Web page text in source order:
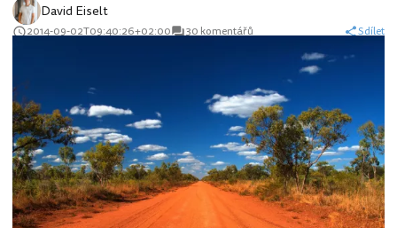
David Eiselt
2014-09-02T09:40:26+02:00 30 komentářů Sdílet